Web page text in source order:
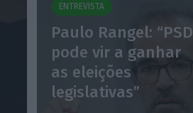
ENTREVISTA
Paulo Rangel: “PSD
pode vir a ganhar
as eleições
legislativas”